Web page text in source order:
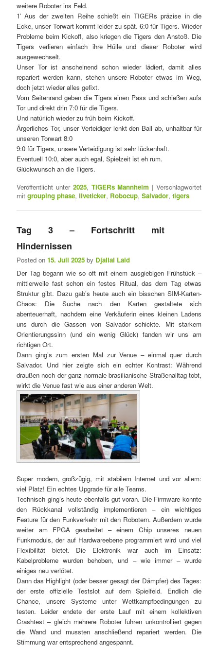
weitere Roboter ins Feld.
1′ Aus der zweiten Reihe schießt ein TIGERs präzise in die
Ecke, unser Torwart kommt leider zu spät. 6:0 für Tigers. Wieder
Probleme beim Kickoff, also kriegen die Tigers den Anstoß. Die
Tigers verlieren einfach ihre Hülle und dieser Roboter wird
ausgewechselt.
Unser Tor ist anscheinend schon wieder lädiert, damit alles
repariert werden kann, stehen unsere Roboter etwas im Weg,
doch jetzt wieder alles gefixt.
Vom Seitenrand geben die Tigers einen Pass und schießen aufs
Tor und direkt drin 7:0 für die Tigers.
Und natürlich wieder zu früh beim Kickoff.
Ärgerliches Tor, unser Verteidiger lenkt den Ball ab, unhaltbar für
unseren Torwart 8:0
9:0 für Tigers, unsere Verteidigung ist sehr lückenhaft.
Eventuell 10:0, aber auch egal, Spielzeit ist eh rum.
Glückwunsch an die Tigers.
Veröffentlicht unter 2025, TIGERs Mannheim |Verschlagwortet
mit grouping phase,liveticker, Robocup,Salvador,tigers
Tag 3 – Fortschritt mit
Hindernissen
Posted on15. Juli 2025 by Djallal Laid
Der Tag begann wie so oft mit einem ausgiebigen Frühstück –
mittlerweile fast schon ein festes Ritual, das dem Tag etwas
Struktur gibt. Dazu gab’s heute auch ein bisschen SIM-Karten-
Chaos: Die Suche nach den Karten gestaltete sich
abenteuerhaft, nachdem eine Verkäuferin eines kleinen Ladens
uns durch die Gassen von Salvador schickte. Mit starkem
Orientierungssinn (und ein wenig Glück) fanden wir uns am
richtigen Ort.
Dann ging’s zum ersten Mal zur Venue – einmal quer durch
Salvador. Und hier zeigte sich ein echter Kontrast: Während
draußen noch der ganz normale brasilianische Straßenalltag tobt,
wirkt die Venue fast wie aus einer anderen Welt.
Super modern, großzügig, mit stabilem Internet und vor allem:
viel Platz! Ein echtes Upgrade für alle Teams.
Technisch ging’s heute ebenfalls gut voran. Die Firmware konnte
den Rückkanal vollständig implementieren – ein wichtiges
Feature für den Funkverkehr mit den Robotern. Außerdem wurde
weiter am FPGA gearbeitet – einem Chip unseres neuen
Funkmoduls, der auf Hardwareebene programmiert wird und viel
Flexibilität bietet. Die Elektronik war auch im Einsatz:
Kabelprobleme wurden behoben, und – wie immer – wurde
einiges neu verlötet.
Dann das Highlight (oder besser gesagt der Dämpfer) des Tages:
der erste offizielle Testslot auf dem Spielfeld. Endlich die
Chance, unsere Systeme unter Wettkampfbedingungen zu
testen. Leider endete der erste Lauf mit einem kollektiven
Crashtest – gleich mehrere Roboter fuhren unkontrolliert gegen
die Wand und mussten anschließend repariert werden. Die
Stimmung war entsprechend angespannt.